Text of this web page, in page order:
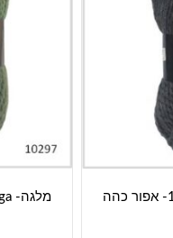
מלגה- Malaga- גוון 904- ירוק מלנג'